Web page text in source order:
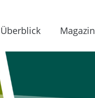
Überblick Magazin